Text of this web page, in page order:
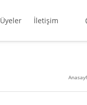
Üyeler İletişim